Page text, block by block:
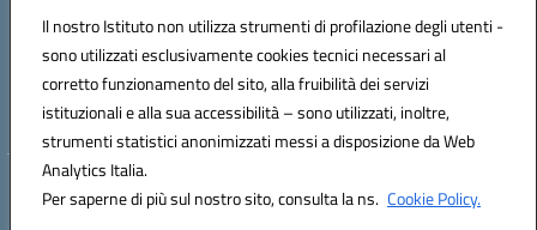
Il nostro Istituto non utilizza strumenti di profilazione degli utenti -
sono utilizzati esclusivamente cookies tecnici necessari al
corretto funzionamento del sito, alla fruibilità dei servizi
istituzionali e alla sua accessibilità – sono utilizzati, inoltre,
strumenti statistici anonimizzati messi a disposizione da Web
Analytics Italia.
Per saperne di più sul nostro sito, consulta la ns. Cookie Policy.
Codice fiscale: 94018300783
Codice meccanografico:CSIC878003
Codice Indice delle Pubbliche Amministrazioni (IPA): istsc_csic878003
Codice unico di fatturazione (CUF): UFK2HU
Hosting & Powered by 3D Solution S.r.l.
Concept & Design by Designers Italia